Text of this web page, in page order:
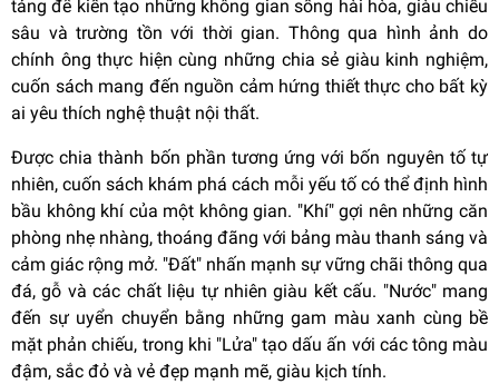
tảng để kiến tạo những không gian sống hài hòa, giàu chiều
sâu và trường tồn với thời gian. Thông qua hình ảnh do
chính ông thực hiện cùng những chia sẻ giàu kinh nghiệm,
cuốn sách mang đến nguồn cảm hứng thiết thực cho bất kỳ
ai yêu thích nghệ thuật nội thất.
Được chia thành bốn phần tương ứng với bốn nguyên tố tự
nhiên, cuốn sách khám phá cách mỗi yếu tố có thể định hình
bầu không khí của một không gian. "Khí" gợi nên những căn
phòng nhẹ nhàng, thoáng đãng với bảng màu thanh sáng và
cảm giác rộng mở. "Đất" nhấn mạnh sự vững chãi thông qua
đá, gỗ và các chất liệu tự nhiên giàu kết cấu. "Nước" mang
đến sự uyển chuyển bằng những gam màu xanh cùng bề
mặt phản chiếu, trong khi "Lửa" tạo dấu ấn với các tông màu
đậm, sắc đỏ và vẻ đẹp mạnh mẽ, giàu kịch tính.